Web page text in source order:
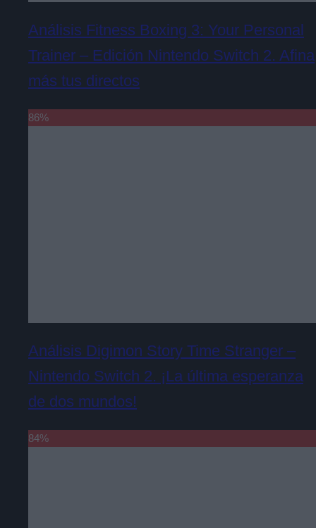
Análisis Fitness Boxing 3: Your Personal
Trainer – Edición Nintendo Switch 2. Afina
más tus directos
86%
Análisis Digimon Story Time Stranger –
Nintendo Switch 2. ¡La última esperanza
de dos mundos!
84%